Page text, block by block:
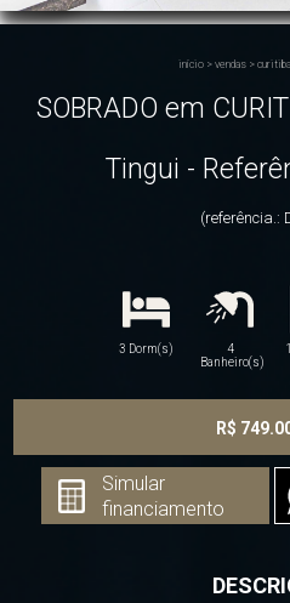
início> vendas> curitiba
SOBRADO em
Tingui -
(referência.:
3 Dorm(s)
4
Banheiro(s)
R$
Simular
financiamento